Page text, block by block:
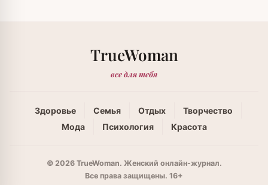
TrueWoman
все для тебя
Здоровье Семья Отдых
Творчество
Мода
Психология Красота
© 2026 TrueWoman. Женский онлайн-журнал.
Все права защищены. 16+